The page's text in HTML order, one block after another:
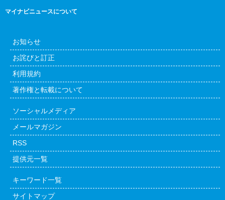
マイナビニュースについて
お知らせ
お詫びと訂正
利用規約
著作権と転載について
ソーシャルメディア
メールマガジン
RSS
提供元一覧
キーワード一覧
サイトマップ